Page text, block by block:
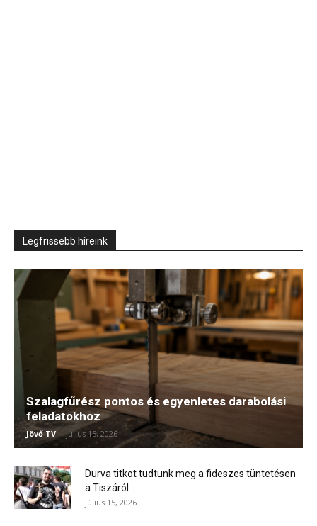
Legfrissebb híreink
Szalagfűrész pontos és egyenletes darabolási
feladatokhoz
Jövő TV - július 15, 2026
Durva titkot tudtunk meg a fideszes tüntetésen
a Tiszáról
július 15, 2026